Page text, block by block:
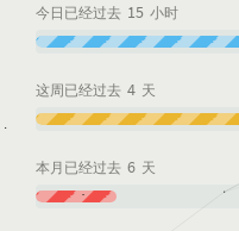
今日已经过去 15 小时
这周已经过去 4 天
本月已经过去 6 天